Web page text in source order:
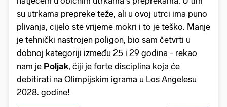
su utrkama prepreke teže, ali u ovoj utrci ima puno
plivanja, cijelo ste vrijeme mokri i to je teško. Manje
je tehnički nastrojen poligon, bio sam četvrti u
dobnoj kategoriji između 25 i 29 godina - rekao
nam je Poljak, čiji je forte disciplina koja će
debitirati na Olimpijskim igrama u Los Angelesu
2028. godine!